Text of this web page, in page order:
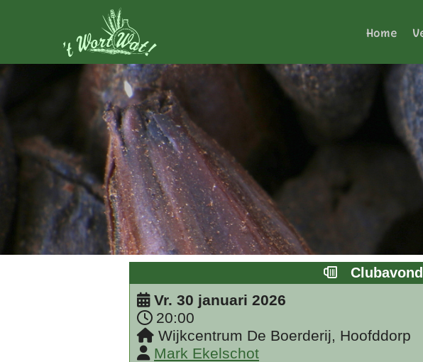
Vr. 30 januari 2026
20:00
Wijkcentrum De Boerderij, Hoofddorp
Mark Ekelschot
Home